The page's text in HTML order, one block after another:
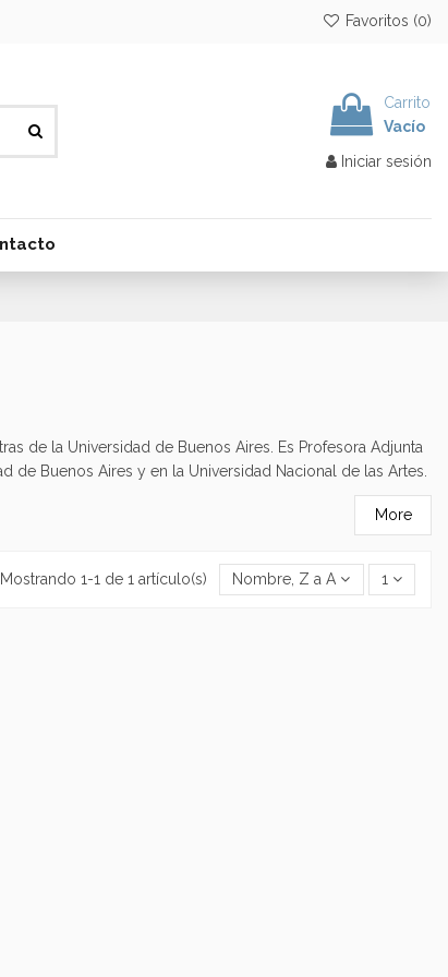
Favoritos (0)
Carrito
Vacío
Iniciar sesión
de la Universidad de Buenos Aires. Es Profesora Adjunta
de Buenos Aires y en la Universidad Nacional de las Artes.
More
Mostrando 1-1 de 1 artículo(s) Nombre, Z a A 1